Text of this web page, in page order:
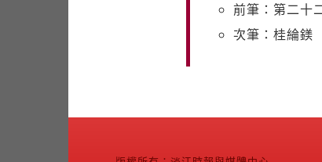
前筆：第二十
次筆：桂綸